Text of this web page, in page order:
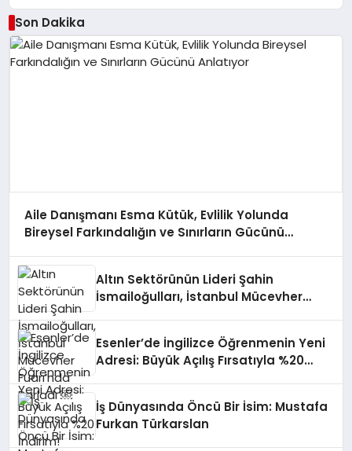
Son Dakika
Aile Danışmanı Esma Kütük, Evlilik Yolunda
Bireysel Farkındalığın ve Sınırların Gücünü
Altın Sektörünün Lideri Şahin
İsmailoğulları, İstanbul Mücevher
Esenler’de İngilizce Öğrenmenin Yeni
Adresi: Büyük Açılış Fırsatıyla %20
İş Dünyasında Öncü Bir İsim: Mustafa
Furkan Türkarslan